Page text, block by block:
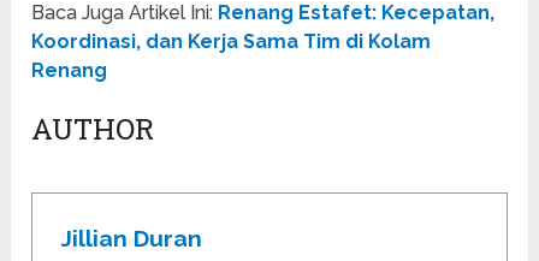
Baca Juga Artikel Ini: Renang Estafet: Kecepatan,
Koordinasi, dan Kerja Sama Tim di Kolam
Renang
AUTHOR
Jillian Duran